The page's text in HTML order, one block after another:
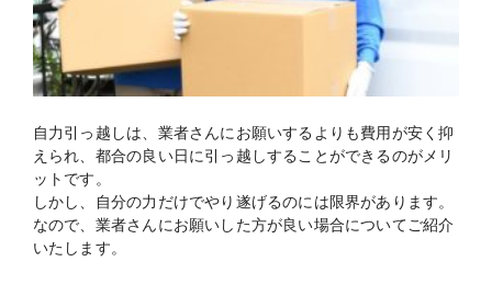
自力引っ越しは、業者さんにお願いするよりも費用が安く抑
えられ、都合の良い日に引っ越しすることができるのがメリ
ットです。
しかし、自分の力だけでやり遂げるのには限界があります。
なので、業者さんにお願いした方が良い場合についてご紹介
いたします。